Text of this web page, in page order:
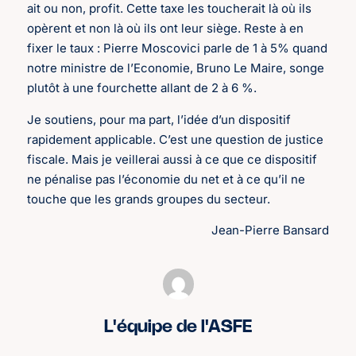
ait ou non, profit. Cette taxe les toucherait là où ils
opèrent et non là où ils ont leur siège. Reste à en
fixer le taux : Pierre Moscovici parle de 1 à 5% quand
notre ministre de l’Economie, Bruno Le Maire, songe
plutôt à une fourchette allant de 2 à 6 %.
Je soutiens, pour ma part, l’idée d’un dispositif
rapidement applicable. C’est une question de justice
fiscale. Mais je veillerai aussi à ce que ce dispositif
ne pénalise pas l’économie du net et à ce qu’il ne
touche que les grands groupes du secteur.
Jean-Pierre Bansard
L'équipe de l'ASFE